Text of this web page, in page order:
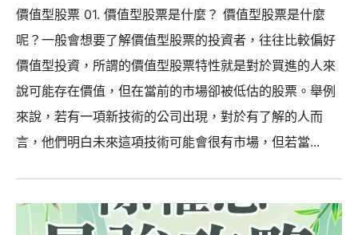
價值型股票 01. 價值型股票是什麼？ 價值型股票是什麼
呢？一般會想要了解價值型股票的投資者，往往比較偏好
價值型投資，所謂的價值型股票特性就是對於買進的人來
說可能存在價值，但在當前的市場卻被低估的股票。舉例
來說，若有一項新技術的公司出現，對於有了解的人而
言，他們明白未來這項技術可能會很有市場，但若當...